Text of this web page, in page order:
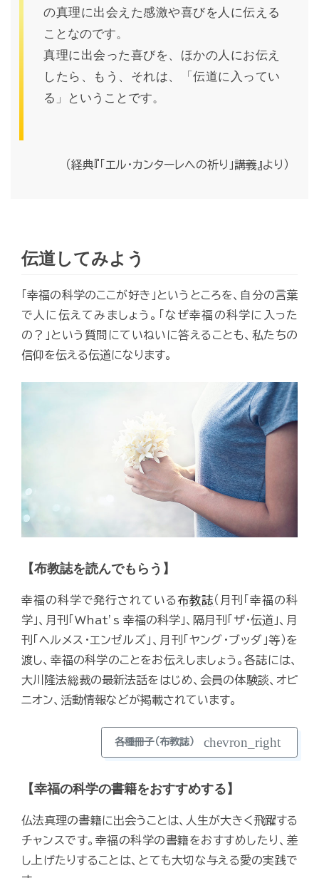
の真理に出会えた感激や喜びを人に伝える
ことなのです。
真理に出会った喜びを、ほかの人にお伝え
したら、もう、それは、「伝道に入ってい
る」ということです。
（経典『「エル・カンターレへの祈り」講義』より）
伝道してみよう
「幸福の科学のここが好き」というところを、自分の言葉
で人に伝えてみましょう。「なぜ幸福の科学に入った
の？」という質問にていねいに答えることも、私たちの
信仰を伝える伝道になります。
【布教誌を読んでもらう】
幸福の科学で発行されている布教誌（月刊「幸福の科
学」、月刊「What’s 幸福の科学」、隔月刊「ザ・伝道」、月
刊「ヘルメス・エンゼルズ」、月刊「ヤング・ブッダ」等）を
渡し、幸福の科学のことをお伝えしましょう。各誌には、
大川隆法総裁の最新法話をはじめ、会員の体験談、オピ
ニオン、活動情報などが掲載されています。
各種冊子（布教誌） chevron_right
【幸福の科学の書籍をおすすめする】
仏法真理の書籍に出会うことは、人生が大きく飛躍する
チャンスです。幸福の科学の書籍をおすすめしたり、差
し上げたりすることは、とても大切な与える愛の実践で